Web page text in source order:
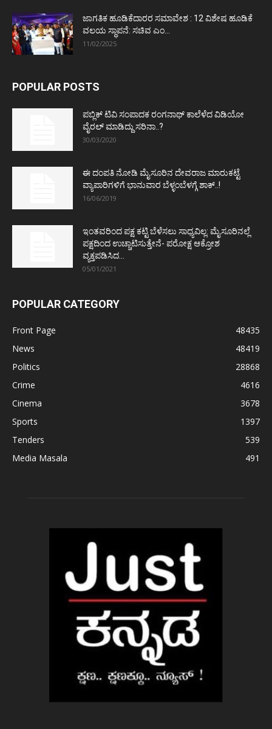
ಜಾಗತಿಕ ಹೂಡಿಕೆದಾರರ ಸಮಾವೇಶ : 12 ವಿಶೇಷ ಹೂಡಿಕೆ
ವಲಯ ಸ್ಥಾಪನೆ: ಸಚಿವ ಎಂ...
11/02/2025
POPULAR POSTS
ಪಬ್ಲಿಕ್ ಟಿವಿ ಸಂಪಾದಕ ರಂಗನಾಥ್ ಕಾಲೆಳೆದ ವಿಡಿಯೋ
ವೈರಲ್ ಮಾಡಿದ್ದು ಸರಿನಾ..?
30/03/2020
ಈ ದಂಪತಿ ನೋಡಿ ಮೈಸೂರಿನ ದೇವರಾಜ ಮಾರುಕಟ್ಟೆ
ವ್ಯಾಪಾರಿಗಳಿಗೆ ಭಾನುವಾರ ಬೆಳ್ಳಂಬೆಳಗ್ಗೆ ಶಾಕ್..!
16/06/2019
ಇಂತವರಿಂದ ಪಕ್ಷ ಕಟ್ಟಿ ಬೆಳೆಸಲು ಸಾಧ್ಯವಿಲ್ಲ: ಮೈಸೂರಿನಲ್ಲೆ
ಪಕ್ಷದಿಂದ ಉಚ್ಚಾಟಿಸುತ್ತೇನೆ- ಪರೋಕ್ಷ ಆಕ್ರೋಶ
ವ್ಯಕ್ತಪಡಿಸಿದ...
05/01/2021
POPULAR CATEGORY
Front Page
48435
News
48419
Politics
28868
Crime
4616
Cinema
3678
Sports
1397
Tenders
539
Media Masala
491